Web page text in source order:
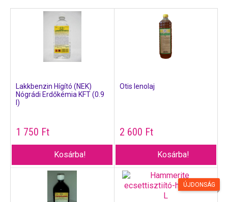
Lakkbenzin Hígító (NEK)
Nógrádi Erdőkémia KFT (0.9
l)
1 750 Ft
Kosárba!
Otis lenolaj
2 600 Ft
Kosárba!
ÚJDONSÁG